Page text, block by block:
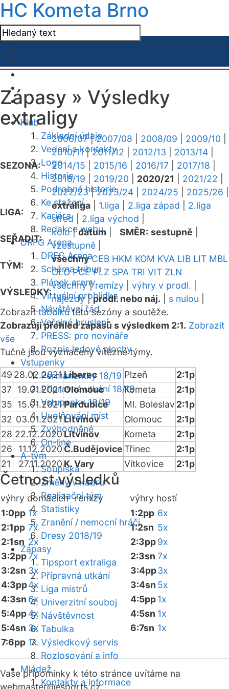
HC Kometa Brno
Klub
Základní údaje
Vedení a kontakty
Logo
Historie
Podrobná historie
Ke stažení
Kariéra
Redakce webu
DRFG Arena
DRFG Arena
Schéma tribun
Plánek areny
Virtuální prohlídka
Návštěvní řád
Veřejné bruslení
PRESS: pro novináře
Rozpis ledové plochy
Vstupenky
Permanentky 18/19
Přípravná utkání 18/19
Vstupenky 18/19
Uvolňování míst
Zvýhodněné
On-line
A-tým
Soupiska
Změny v kádru
Realizační tým
Statistiky
Zranění / nemocní hráči
Dresy 2018/19
Zápasy
Tipsport extraliga
Přípravná utkání
Liga mistrů
Univerzitní souboj
Návštěvnost
Tabulka
Výsledkový servis
Rozlosování a info
Mládež
Kontakty a informace
Zápasy » Výsledky
extraligy
SEZONA:
2006/07|2007/08 2008/09 2009/10
2010/11|2011/12 2012/13 2013/14
2014/15
2015/16 2016/17 2017/18
2018/19
2019/20 2020/21 2021/22
2022/23|2023/24 2024/25 2025/26
LIGA:
extraliga 1.liga 2.liga západ
2.liga
střed
2.liga východ
SEŘADIT:
kolo|datum SMĚR: sestupně
vzestupně
TÝM:
všechny CEB HKM KOM KVA LIB LIT MBL
OLO PCE PLZ SPA TRI VIT ZLN
VÝSLEDKY:
všechny|remízy výhry v prodl.
nájezdy|prodl. nebo náj. s nulou
Zobrazittabulkutéto sezóny a soutěže.
Zobrazuji přehled zápasů s výsledkem 2:1. Zobrazit
vše
Tučně jsou vyznačeny vítězné týmy.
49 28.02.2021Liberec Plzeň
2:1p
37
19.01.2021Olomouc Kometa
2:1p
35 15.01.2021Pardubice Ml. Boleslav 2:1p
32 03.01.2021Litvínov Olomouc
2:1p
28 22.12.2020Litvínov Kometa
2:1p
26
11.12.2020Č.BudějoviceTřinec
2:1p
21
27.11.2020K. Vary Vítkovice 2:1p
Četnost výsledků
výhry domácíchremízy výhry hostí
1:0pp 1x
2:1pp 7x
2:1sn 2x
3:2pp7x
3:2sn 3x
4:3pp4x
4:3sn 6x
5:4pp4x
5:4sn 3x
7:6pp 1x
1:2pp 6x
1:2sn 5x
2:3pp9x
2:3sn 7x
3:4pp3x
3:4sn 5x
4:5pp1x
4:5sn 1x
6:7sn 1x
Vaše připomínky k této stránce uvítáme na
webmaster@esports.cz.